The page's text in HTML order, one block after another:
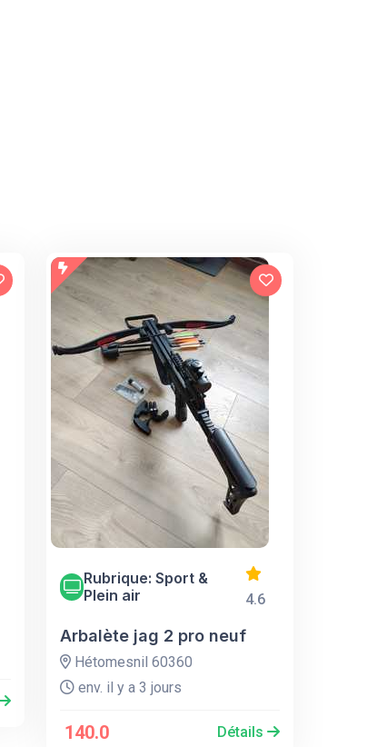
Rubrique: Sport &
Plein air
4.6
Arbalète jag 2 pro neuf
Hétomesnil 60360
env. il y a 3 jours
140.0 Détails